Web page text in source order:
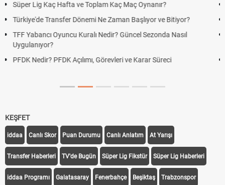
Skor Ne Demek? Sporda Skor ve Sonuç Kavramları
Futbol Nasıl Oynanır? Temel Futbol Kuralları
Deplasman Golü Kuralı Nedir? Hangi Organizasyonlarda
Uygulanıyor?
DGS Sonuçları Ne Zaman Açıklanacak 2026? ÖSYM Sonuç
KEŞFET
iddaa Canlı Skor Puan Durumu Canlı Anlatım At Yarışı
Transfer Haberleri TV'de Bugün Süper Lig Fikstür Süper Lig Haberleri
iddaa Programı Galatasaray Fenerbahçe Beşiktaş Trabzonspor